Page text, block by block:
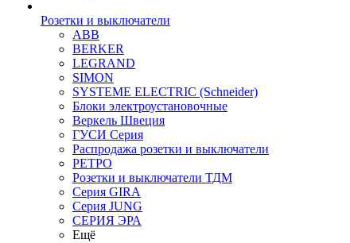
Розетки и выключатели
ABB
BERKER
LEGRAND
SIMON
SYSTEME ELECTRIC (Schneider)
Блоки электроустановочные
Веркель Швеция
ГУСИ Серия
Распродажа розетки и выключатели
РЕТРО
Розетки и выключатели ТДМ
Серия GIRA
Серия JUNG
СЕРИЯ ЭРА
Ещё